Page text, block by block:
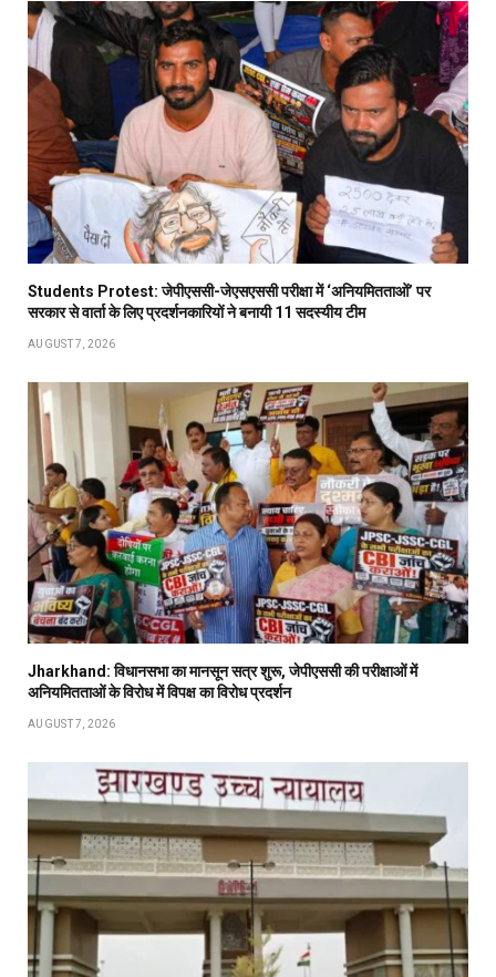
Students Protest: जेपीएससी-जेएसएससी परीक्षा में ‘अनियमितताओं’ पर
सरकार से वार्ता के लिए प्रदर्शनकारियों ने बनायी 11 सदस्यीय टीम
AUGUST 7, 2026
Jharkhand: विधानसभा का मानसून सत्र शुरू, जेपीएससी की परीक्षाओं में
अनियमितताओं के विरोध में विपक्ष का विरोध प्रदर्शन
AUGUST 7, 2026